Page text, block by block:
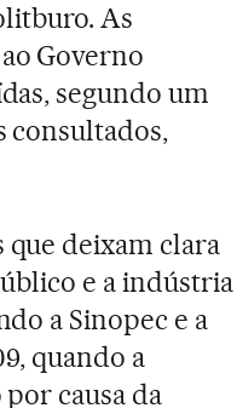
As
Governo
segundo um
consultados,
deixam clara
e a indústria
a Sinopec e a
quando a
causa da